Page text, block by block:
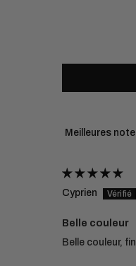
Sort by
Cyprien
Belle couleur
Belle couleur,